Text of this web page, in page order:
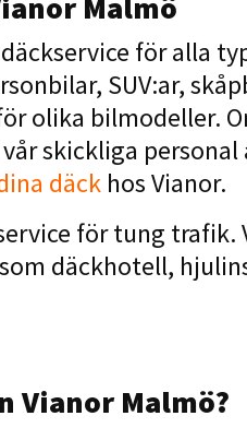
för alla
SUV:ar,
olika bilmodeller.
skickliga
däck hos Vianor.
för tung trafik.
däckhotell,
Vianor Malmö?